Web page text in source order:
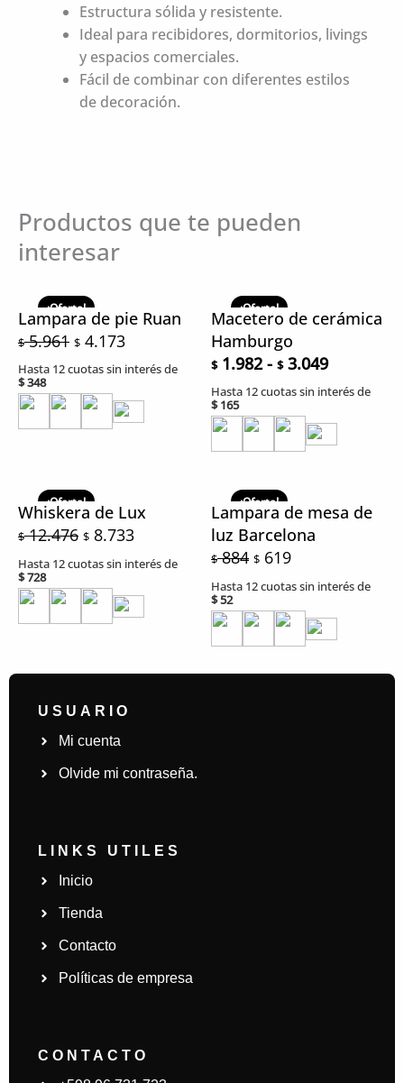
Estructura sólida y resistente.
Ideal para recibidores, dormitorios, livings
y espacios comerciales.
Fácil de combinar con diferentes estilos
de decoración.
Productos que te pueden
interesar
¡Oferta!
Lampara de pie Ruan
$5.961
precio
original
era:
$ 5.961.
$ 4.173
precio
actual
$ 4.173.
Hasta 12 cuotas sin interés de
$348
¡Oferta!
Macetero de cerámica
Hamburgo
$1.982 - $3.049
de
precios:
desde
hasta
$ 3.049
Hasta 12 cuotas sin interés de
$165
¡Oferta!
Whiskera de Lux
$12.476
precio
original
era:
$ 12.476.
$ 8.733actual
$ 8.733.
Hasta 12 cuotas sin interés de
$728
¡Oferta!
Lampara de mesa de
luz Barcelona
$884
precio
original
era:
$ 884.
$ 619
precio
actual
es:
Hasta 12 cuotas sin interés de
$52
USUARIO
Mi cuenta
Olvide mi contraseña.
LINKS UTILES
Inicio
Tienda
Contacto
Políticas de empresa
CONTACTO